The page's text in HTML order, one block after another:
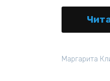
Маргарита